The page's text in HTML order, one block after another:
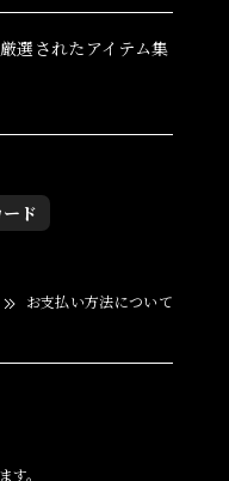
選されたアイテム集
ド
お支払い方法について
。